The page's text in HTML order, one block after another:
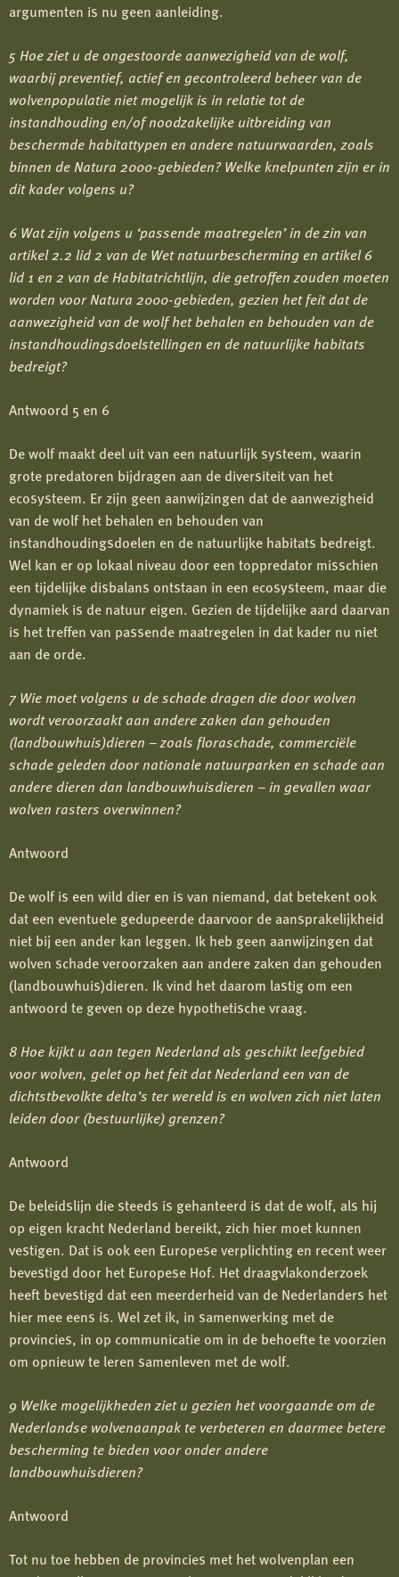
argumenten is nu geen aanleiding.
5 Hoe ziet u de ongestoorde aanwezigheid van de wolf,
waarbij preventief, actief en gecontroleerd beheer van de
wolvenpopulatie niet mogelijk is in relatie tot de
instandhouding en/of noodzakelijke uitbreiding van
beschermde habitattypen en andere natuurwaarden, zoals
binnen de Natura 2000-gebieden? Welke knelpunten zijn er in
dit kader volgens u?
6 Wat zijn volgens u ‘passende maatregelen’ in de zin van
artikel 2.2 lid 2 van de Wet natuurbescherming en artikel 6
lid 1 en 2 van de Habitatrichtlijn, die getroffen zouden moeten
worden voor Natura 2000-gebieden, gezien het feit dat de
aanwezigheid van de wolf het behalen en behouden van de
instandhoudingsdoelstellingen en de natuurlijke habitats
bedreigt?
Antwoord 5 en 6
De wolf maakt deel uit van een natuurlijk systeem, waarin
grote predatoren bijdragen aan de diversiteit van het
ecosysteem. Er zijn geen aanwijzingen dat de aanwezigheid
van de wolf het behalen en behouden van
instandhoudingsdoelen en de natuurlijke habitats bedreigt.
Wel kan er op lokaal niveau door een toppredator misschien
een tijdelijke disbalans ontstaan in een ecosysteem, maar die
dynamiek is de natuur eigen. Gezien de tijdelijke aard daarvan
is het treffen van passende maatregelen in dat kader nu niet
aan de orde.
7 Wie moet volgens u de schade dragen die door wolven
wordt veroorzaakt aan andere zaken dan gehouden
(landbouwhuis)dieren – zoals floraschade, commerciële
schade geleden door nationale natuurparken en schade aan
andere dieren dan landbouwhuisdieren – in gevallen waar
wolven rasters overwinnen?
Antwoord
De wolf is een wild dier en is van niemand, dat betekent ook
dat een eventuele gedupeerde daarvoor de aansprakelijkheid
niet bij een ander kan leggen. Ik heb geen aanwijzingen dat
wolven schade veroorzaken aan andere zaken dan gehouden
(landbouwhuis)dieren. Ik vind het daarom lastig om een
antwoord te geven op deze hypothetische vraag.
8 Hoe kijkt u aan tegen Nederland als geschikt leefgebied
voor wolven, gelet op het feit dat Nederland een van de
dichtstbevolkte delta’s ter wereld is en wolven zich niet laten
leiden door (bestuurlijke) grenzen?
Antwoord
De beleidslijn die steeds is gehanteerd is dat de wolf, als hij
op eigen kracht Nederland bereikt, zich hier moet kunnen
vestigen. Dat is ook een Europese verplichting en recent weer
bevestigd door het Europese Hof. Het draagvlakonderzoek
heeft bevestigd dat een meerderheid van de Nederlanders het
hier mee eens is. Wel zet ik, in samenwerking met de
provincies, in op communicatie om in de behoefte te voorzien
om opnieuw te leren samenleven met de wolf.
9 Welke mogelijkheden ziet u gezien het voorgaande om de
Nederlandse wolvenaanpak te verbeteren en daarmee betere
bescherming te bieden voor onder andere
landbouwhuisdieren?
Antwoord
Tot nu toe hebben de provincies met het wolvenplan een